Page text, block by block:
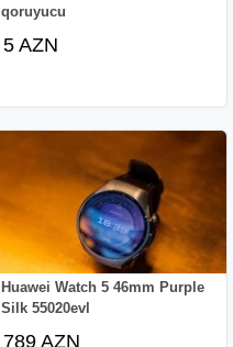
qoruyucu
5 AZN
Huawei Watch 5 46mm Purple
Silk 55020evl
789 AZN